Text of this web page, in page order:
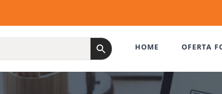
HOME OFERTA